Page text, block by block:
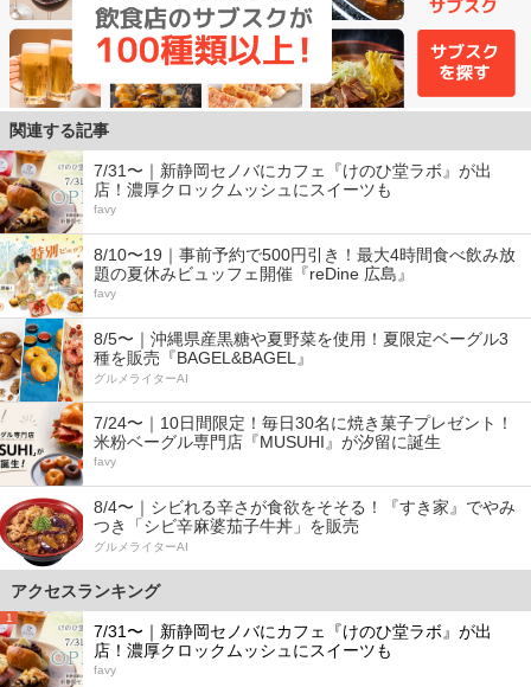
関連する記事
7/31〜｜新静岡セノバにカフェ『けのひ堂ラボ』が出
店！濃厚クロックムッシュにスイーツも
favy
8/10〜19｜事前予約で500円引き！最大4時間食べ飲み放
題の夏休みビュッフェ開催『reDine 広島』
favy
8/5〜｜沖縄県産黒糖や夏野菜を使用！夏限定ベーグル3
種を販売『BAGEL&BAGEL』
グルメライターAI
7/24〜｜10日間限定！毎日30名に焼き菓子プレゼント！
米粉ベーグル専門店『MUSUHI』が汐留に誕生
favy
8/4〜｜シビれる辛さが食欲をそそる！『すき家』でやみ
つき「シビ辛麻婆茄子牛丼」を販売
グルメライターAI
アクセスランキング
1
7/31〜｜新静岡セノバにカフェ『けのひ堂ラボ』が出
店！濃厚クロックムッシュにスイーツも
favy